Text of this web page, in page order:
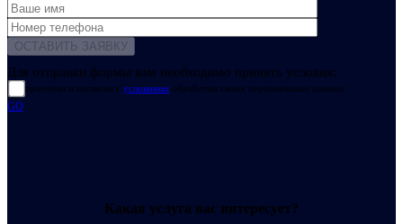
Для отправки формы вам необходимо принять условия:
прочитал и согласен с условиями обработки своих персональных данных
GO
Какая услуга вас интересует?